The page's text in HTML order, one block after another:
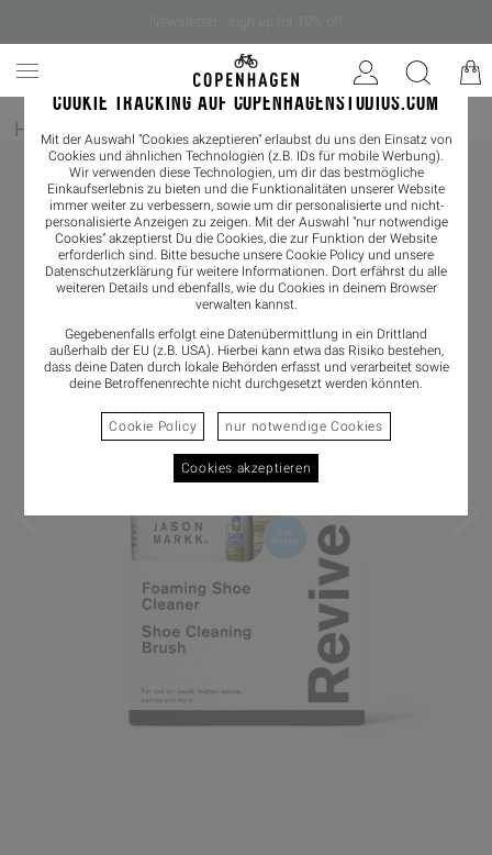
COOKIE TRACKING AUF COPENHAGENSTUDIOS.COM
Mit der Auswahl "Cookies akzeptieren" erlaubst du uns den Einsatz von
Cookies und ähnlichen Technologien (z.B. IDs für mobile Werbung).
Wir verwenden diese Technologien, um dir das bestmögliche
Einkaufserlebnis zu bieten und die Funktionalitäten unserer Website
immer weiter zu verbessern, sowie um dir personalisierte und nicht-
personalisierte Anzeigen zu zeigen. Mit der Auswahl "nur notwendige
Cookies" akzeptierst Du die Cookies, die zur Funktion der Website
erforderlich sind. Bitte besuche unsere Cookie Policy und unsere
Datenschutzerklärung für weitere Informationen. Dort erfährst du alle
weiteren Details und ebenfalls, wie du Cookies in deinem Browser
verwalten kannst.
Gegebenenfalls erfolgt eine Datenübermittlung in ein Drittland
außerhalb der EU (z.B. USA). Hierbei kann etwa das Risiko bestehen,
dass deine Daten durch lokale Behörden erfasst und verarbeitet sowie
deine Betroffenenrechte nicht durchgesetzt werden könnten.
Cookie Policy nur notwendige Cookies
Cookies akzeptieren
Home / Pflegeprodukte Jason Markk